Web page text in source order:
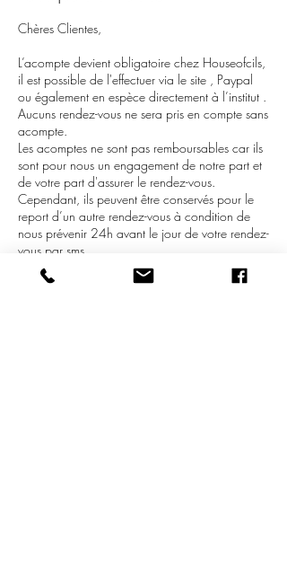
Chères Clientes,
L’acompte devient obligatoire chez Houseofcils,
il est possible de l'effectuer via le site , Paypal
ou également en espèce directement à l’institut .
Aucuns rendez-vous ne sera pris en compte sans
acompte.
Les acomptes ne sont pas remboursables car ils
sont pour nous un engagement de notre part et
de votre part d'assurer le rendez-vous.
Cependant, ils peuvent être conservés pour le
report d’un autre rendez-vous à condition de
nous prévenir 24h avant le jour de votre rendez-
vous par sms.
Deux annulation de rendez-vous annule
l'acompte.